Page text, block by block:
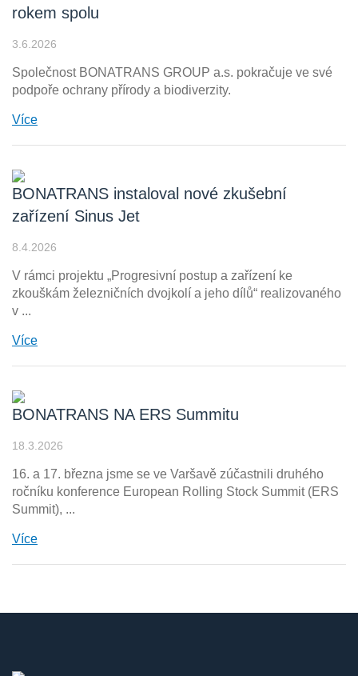
rokem spolu
3.6.2026
Společnost BONATRANS GROUP a.s. pokračuje ve své
podpoře ochrany přírody a biodiverzity.
Více
BONATRANS instaloval nové zkušební
zařízení Sinus Jet
8.4.2026
V rámci projektu „Progresivní postup a zařízení ke
zkouškám železničních dvojkolí a jeho dílů“ realizovaného
v ...
Více
BONATRANS NA ERS Summitu
18.3.2026
16. a 17. března jsme se ve Varšavě zúčastnili druhého
ročníku konference European Rolling Stock Summit (ERS
Summit), ...
Více